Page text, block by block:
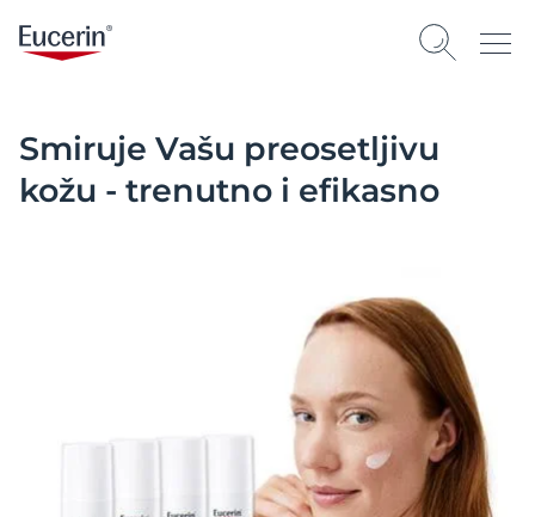
Smiruje Vašu preosetljivu
kožu - trenutno i efikasno